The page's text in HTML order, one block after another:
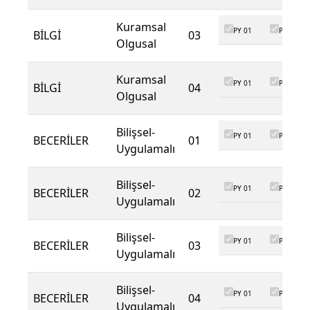
BİLGİ
Kuramsal
Olgusal
03 PY 01 PY 02
BİLGİ
Kuramsal
Olgusal
04 PY 01 PY 02
BECERİLER
Bilişsel-
Uygulamalı
01 PY 01 PY 02
BECERİLER
Bilişsel-
Uygulamalı
02 PY 01 PY 02
BECERİLER
Bilişsel-
Uygulamalı
03 PY 01 PY 02
BECERİLER
Bilişsel-
Uygulamalı
04 PY 01 PY 02